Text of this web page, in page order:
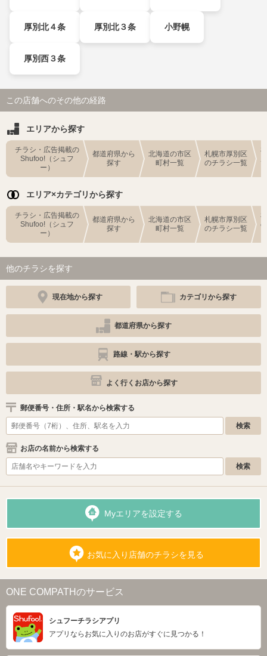
厚別北４条 厚別北３条 小野幌
厚別西３条
この店舗へのその他の経路
エリアから探す
チラシ・広告掲載の
Shufoo!（シュフ
ー）
都道府県から
探す
北海道の市区
町村一覧
札幌市厚別区
のチラシ一覧
エリア×カテゴリから探す
チラシ・広告掲載の
Shufoo!（シュフ
ー）
都道府県から
探す
北海道の市区
町村一覧
札幌市厚別区
のチラシ一覧
他のチラシを探す
現在地から探す カテゴリから探す
都道府県から探す
路線・駅から探す
よく行くお店から探す
郵便番号・住所・駅名から検索する
お店の名前から検索する
Myエリアを設定する
お気に入り店舗のチラシを見る
ONE COMPATHのサービス
シュフーチラシアプリ
アプリならお気に入りのお店がすぐに見つかる！